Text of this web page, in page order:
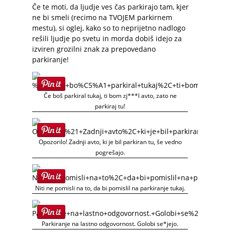
Če te moti, da ljudje ves čas parkirajo tam, kjer
ne bi smeli (recimo na TVOJEM parkirnem
mestu), si oglej, kako so to neprijetno nadlogo
rešili ljudje po svetu in morda dobiš idejo za
izviren grozilni znak za prepovedano
parkiranje!
Če boš parkiral tukaj, ti bom zj***l avto, zato ne
parkiraj tu!
Opozorilo! Zadnji avto, ki je bil parkiran tu, še vedno
pogrešajo.
Niti ne pomisli na to, da bi pomislil na parkiranje tukaj.
Parkiranje na lastno odgovornost. Golobi se*jejo.